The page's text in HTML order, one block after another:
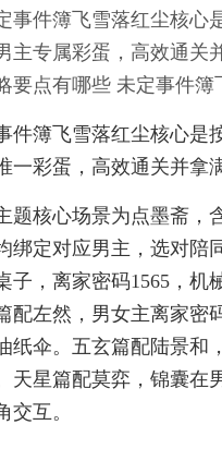
事件簿飞雪落红尘核心
主专属彩蛋，高效通关
要点有哪些 未定事件
件簿飞雪落红尘核心是
一彩蛋，高效通关并拿
题核心场景为点墨斋，
绑定对应男主，选对陪
子，离家密码1565，
配左然，男女主离家密
纸伞。五玄篇配陆景和
天星篇配莫弈，锦囊在
交互。